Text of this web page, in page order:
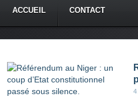
ACCUEIL CONTACT
4